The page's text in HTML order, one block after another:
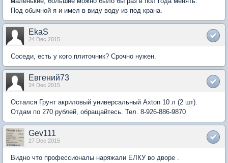
Под обычной я и имел в виду воду из под крана.
EkaS
24 Dec 2015
Соседи, есть у кого плиточник? Срочно нужен.
Евгений73
24 Dec 2015
Остался Грунт акриловый универсальный Axton 10 л (2 шт).
Отдам по 270 рублей, обращайтесь. Тел. 8-926-886-9870
Gev111
27 Dec 2015
Видно что профессионалы наряжали ЕЛКУ во дворе .